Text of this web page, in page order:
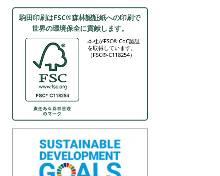
駒田印刷はFSC®森林認証紙への印刷で
世界の環境保全に貢献します。
本社がFSC® CoC認証
を取得しています。
（FSC®-C118254）